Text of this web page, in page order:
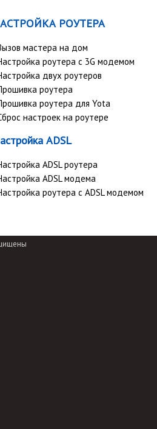
РОУТЕРА
мастера на дом
роутера с 3G модемом
двух роутеров
роутера
роутера для Yota
настроек на роутере
ADSL
ADSL роутера
ADSL модема
роутера с ADSL модемом